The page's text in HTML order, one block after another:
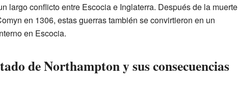
largo conflicto entre Escocia e Inglaterra. Después de la muerte
en 1306, estas guerras también se convirtieron en un
en Escocia.
de Northampton y sus consecuencias